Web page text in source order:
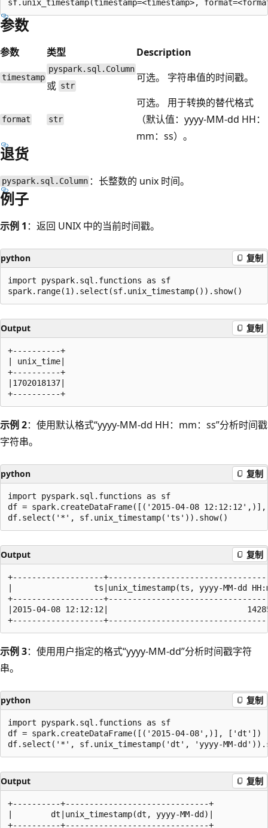
参数
参数 类型 Description
timestamp
pyspark.sql.Column
或 str
可选。 字符串值的时间戳。
format str
可选。 用于转换的替代格式
（默认值：yyyy-MM-dd HH：
mm：ss）。
退货
pyspark.sql.Column ：长整数的 unix 时间。
例子
示例 1 ：返回 UNIX 中的当前时间戳。
python 复制
import pyspark.sql.functions as sf
Output 复制
+----------+
| unix_time|
+----------+
|1702018137|
示例 2：使用默认格式“yyyy-MM-dd HH：mm：ss”分析时间戳
字符串。
python 复制
import pyspark.sql.functions as sf
df = spark.createDataFrame([('2015-04-08
Output 复制
+-------------------
|                 ts|unix_timestamp(ts, yyyy-MM-dd
+-------------------
|2015-04-08 12:12:12|
示例 3：使用用户指定的格式“yyyy-MM-dd”分析时间戳字符
串。
python 复制
import pyspark.sql.functions as sf
df = spark.createDataFrame([('2015-04-08',)], ['dt'])
Output 复制
+----------+------------------------------+
|        dt|unix_timestamp(dt, yyyy-MM-dd)|
+----------+------------------------------+